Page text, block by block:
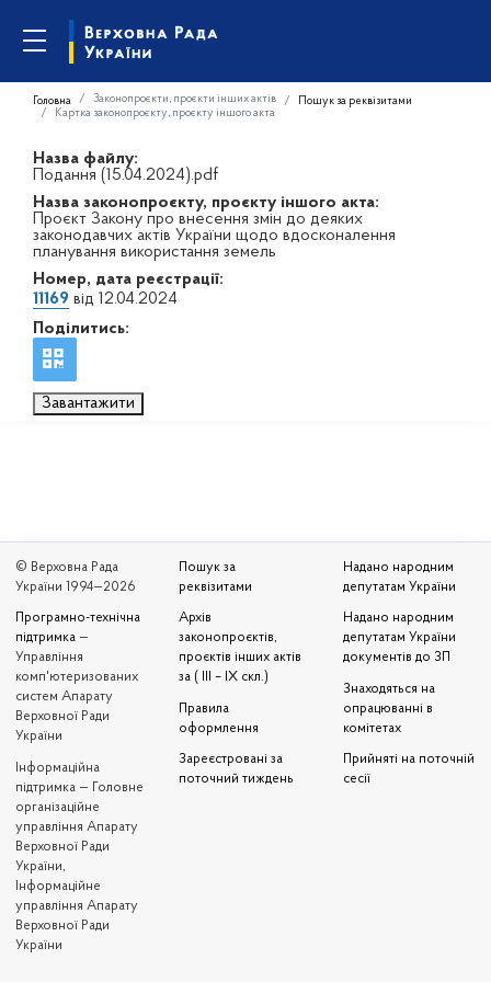
Головна Законопроєкти, проєкти інших актів
Пошук за реквізитами
Картка законопроєкту, проєкту іншого акта
Назва файлу:
Подання (15.04.2024).pdf
Назва законопроєкту, проєкту іншого акта:
Проєкт Закону про внесення змін до деяких
законодавчих актів України щодо вдосконалення
планування використання земель
Номер, дата реєстрації:
11169 від 12.04.2024
Поділитись:
Завантажити
© Верховна Рада
України 1994—2026
Програмно-технічна
підтримка —
Управління
комп'ютеризованих
систем Апарату
Верховної Ради
України
Iнформаційна
підтримка — Головне
організаційне
управління Апарату
Верховної Ради
України,
Інформаційне
управління Апарату
Верховної Ради
України
Пошук за
реквізитами
Архів
законопроєктів,
проєктів інших актів
за ( III – IX скл.)
Правила
оформлення
Зареєстровані за
поточний тиждень
Надано народним
депутатам України
Надано народним
депутатам України
документів до ЗП
Знаходяться на
опрацюванні в
комітетах
Прийняті на поточній
сесії